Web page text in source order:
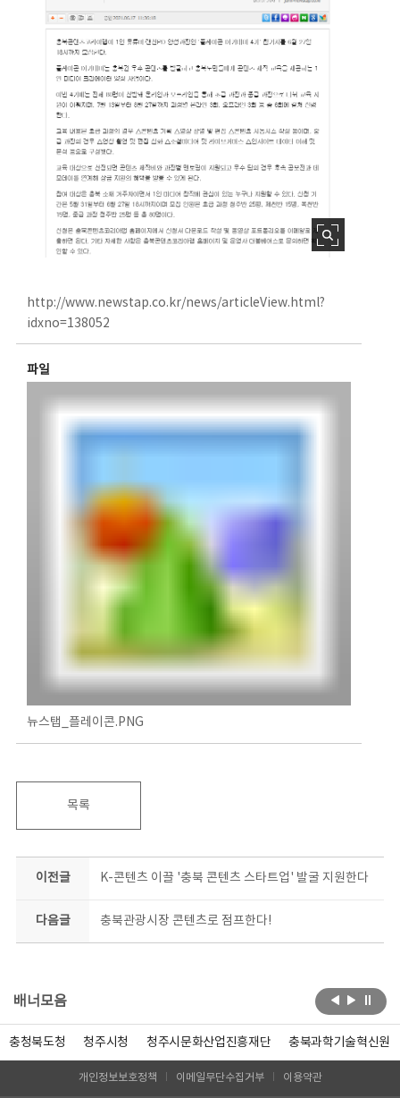
http://www.newstap.co.kr/news/articleView.html?
idxno=138052
파일
뉴스탭_플레이콘.PNG
목록
이전글 K-콘텐츠 이끌 '충북 콘텐츠 스타트업' 발굴 지원한다
다음글 충북관광시장 콘텐츠로 점프한다!
배너모음
충청북도청 청주시청 청주시문화산업진흥재단 충북과학기술혁신원
개인정보보호정책 이메일무단수집거부 이용약관